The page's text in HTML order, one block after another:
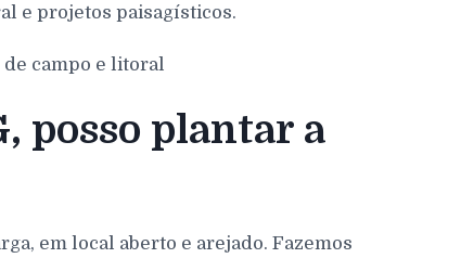
e projetos paisagísticos.
de campo e litoral
posso plantar a
em local aberto e arejado. Fazemos